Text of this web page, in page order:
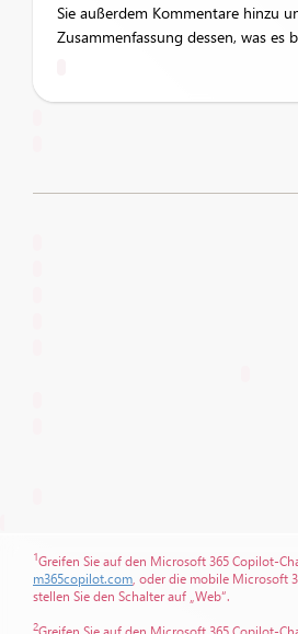
Sie außerdem Kommentare hinzu
Zusammenfassung dessen, was es
1Greifen Sie auf den Microsoft 365 Copilot-
m365copilot.com , oder die mobile Microsoft
stellen Sie den Schalter auf „Web“.
2